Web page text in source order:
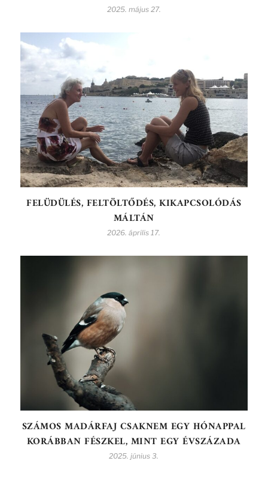
2025. május 27.
FELÜDÜLÉS, FELTÖLTŐDÉS, KIKAPCSOLÓDÁS
MÁLTÁN
2026. április 17.
SZÁMOS MADÁRFAJ CSAKNEM EGY HÓNAPPAL
KORÁBBAN FÉSZKEL, MINT EGY ÉVSZÁZADA
2025. június 3.